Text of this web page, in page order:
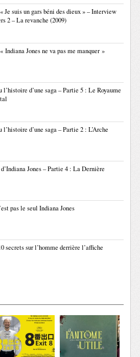
Je suis un gars béni des dieux » – Interview
2 – La revanche (2009)
Indiana Jones ne va pas me manquer »
l’histoire d’une saga – Partie 5 : Le Royaume
l’histoire d’une saga – Partie 2 : L’Arche
Jones – Partie 4 : La Dernière
pas le seul Indiana Jones
secrets sur l’homme derrière l’affiche